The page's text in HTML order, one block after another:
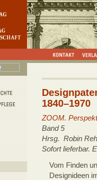
1840–1970
ZOOM.
Band 5
Hrsg. Robin
Sofort lieferbar.
Vom Finden
Designideen